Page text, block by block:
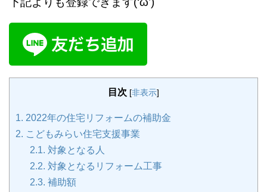
目次 [非表示]
1. 2022年の住宅リフォームの補助金
2. こどもみらい住宅支援事業
2.1. 対象となる人
2.2. 対象となるリフォーム工事
2.3. 補助額